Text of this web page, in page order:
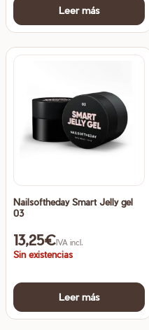
Leer más
Nailsoftheday Smart Jelly gel
03
13,25€IVA incl.
Sin existencias
Leer más